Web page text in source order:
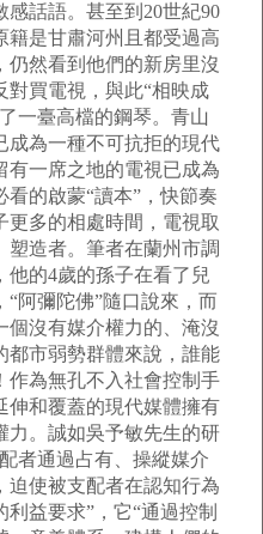
話語。甚至到20世紀90
籍是甘肅河州且都受過高
仍然看到他們的新房里沒
對買電視，與此“相映成
一臺高檔的鋼琴。青山
成為一種不可抗拒的現代
有一席之地的電視已成為
的啟蒙“讀本”，快節奏
更多的相處時間，電視取
塑造者。筆者在蘭州市調
他的4歲的孫子在看了兒
阿彌陀佛”隨口說來，而
個沒有媒介權力的、淹沒
都市弱勢群體來說，誰能
作為無孔不入社會控制手
伸和覆蓋的現代媒體擁有
力。誠如吳予敏先生的研
者通過占有、操縱媒介
迫使被支配者在認知行為
益要求”，它“通過控制